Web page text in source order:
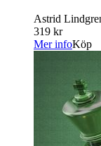
Astrid
319 kr
Mer infoKöp